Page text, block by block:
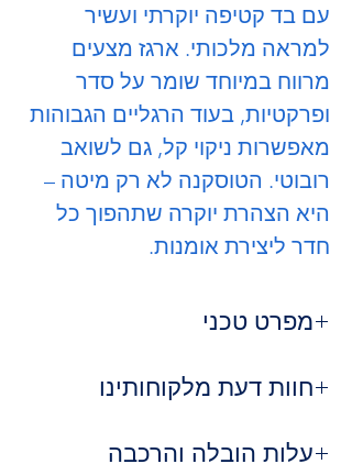
עם בד קטיפה יוקרתי ועשיר
למראה מלכותי. ארגז מצעים
מרווח במיוחד שומר על סדר
ופרקטיות, בעוד הרגליים הגבוהות
מאפשרות ניקוי קל, גם לשואב
רובוטי. הטוסקנה לא רק מיטה –
היא הצהרת יוקרה שתהפוך כל
חדר ליצירת אומנות.
מפרט טכני
חומר שלד:עץ מלא אורן
ארגז מצעים:גדול ומרווח, מנגנון
חוות דעת מלקוחותינו
"זה פשוט רהיט אומנותי. הטוסקנה
עלות הובלה והרכבה